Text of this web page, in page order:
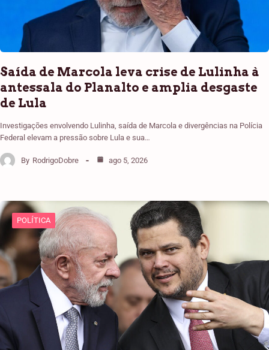
Saída de Marcola leva crise de Lulinha à
antessala do Planalto e amplia desgaste
de Lula
Investigações envolvendo Lulinha, saída de Marcola e divergências na Polícia
Federal elevam a pressão sobre Lula e sua…
By RodrigoDobre ago 5, 2026
POLÍTICA